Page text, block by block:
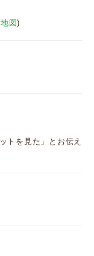
地図)
トを見た」とお伝え